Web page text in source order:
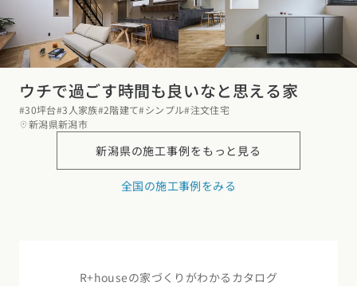
ウチで過ごす時間も良いなと思える家
#30坪台#3人家族#2階建て#シンプル#注文住宅
新潟県新潟市
新潟県の施工事例をもっと見る
全国の施工事例をみる
R+houseの家づくりがわかるカタログ